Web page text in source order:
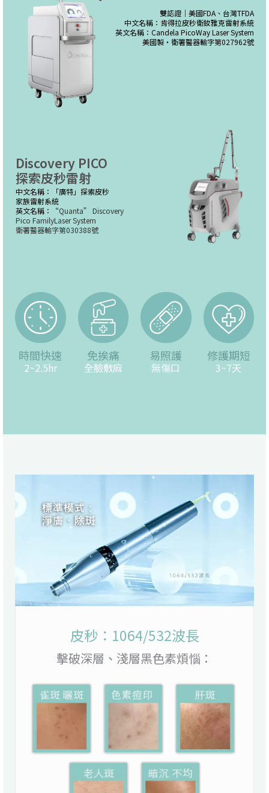
雙認證｜美國FDA、台灣TFDA
中文名稱：肯得拉皮秒衛釹雅克雷射系統
英文名稱：Candela PicoWay Laser System
美國製・衛署醫器輸字第027962號
Discovery PICO
探索皮秒雷射
中文名稱：「廣特」探索皮秒
家族雷射系統
英文名稱：
“Quanta” Discovery
Pico FamilyLaser System
衛署醫器輸字第030388號
時間快速
2~2.5hr
免挨痛
全臉敷麻
易照護
無傷口
修護期短
3~7天
皮秒：1064/532波長
擊破深層、淺層黑色素煩惱：